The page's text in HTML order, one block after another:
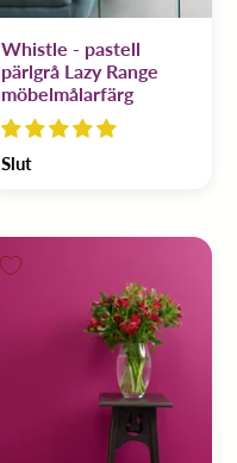
Whistle - pastell
pärlgrå Lazy Range
möbelmålarfärg
Slut